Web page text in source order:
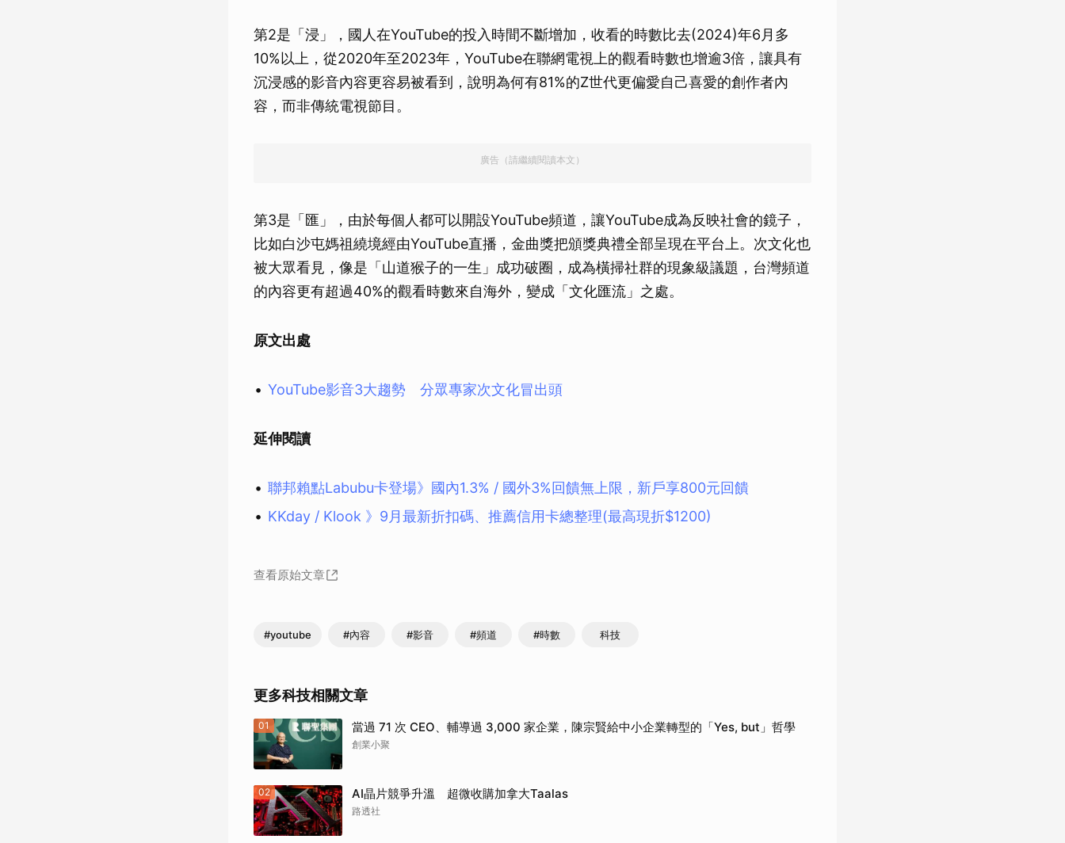
第2是「浸」，國人在YouTube的投入時間不斷增加，收看的時數比去(2024)年6月多
10%以上，從2020年至2023年，YouTube在聯網電視上的觀看時數也增逾3倍，讓具有
沉浸感的影音內容更容易被看到，說明為何有81%的Z世代更偏愛自己喜愛的創作者內
容，而非傳統電視節目。
廣告（請繼續閱讀本文）
第3是「匯」，由於每個人都可以開設YouTube頻道，讓YouTube成為反映社會的鏡子，
比如白沙屯媽祖繞境經由YouTube直播，金曲獎把頒獎典禮全部呈現在平台上。次文化也
被大眾看見，像是「山道猴子的一生」成功破圈，成為橫掃社群的現象級議題，台灣頻道
的內容更有超過40%的觀看時數來自海外，變成「文化匯流」之處。
原文出處
YouTube影音3大趨勢 分眾專家次文化冒出頭
延伸閱讀
聯邦賴點Labubu卡登場》國內1.3% / 國外3%回饋無上限，新戶享800元回饋
KKday / Klook 》9月最新折扣碼、推薦信用卡總整理(最高現折$1200)
查看原始文章
#youtube #內容 #影音 #頻道 #時數 科技
更多科技相關文章
01 當過 71 次 CEO、輔導過 3,000 家企業，陳宗賢給中小企業轉型的「Yes, but」哲學
創業小聚
02 AI晶片競爭升溫 超微收購加拿大Taalas
路透社
取消